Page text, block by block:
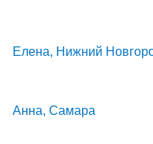
Елена, Нижний
Анна, Самара